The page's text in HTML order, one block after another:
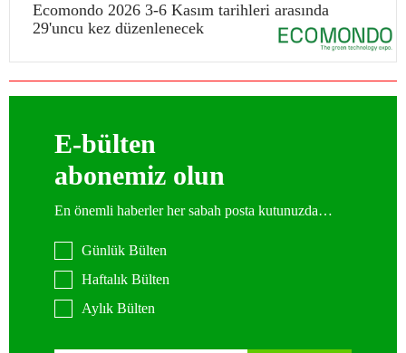
Ecomondo 2026 3-6 Kasım tarihleri arasında
29'uncu kez düzenlenecek
E-bülten
abonemiz olun
En önemli haberler her sabah posta kutunuzda…
Günlük Bülten
Haftalık Bülten
Aylık Bülten